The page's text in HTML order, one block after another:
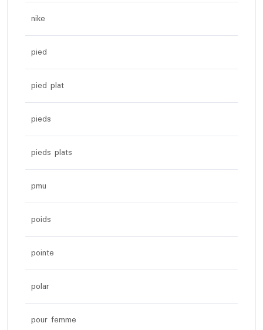
nike
pied
pied plat
pieds
pieds plats
pmu
poids
pointe
polar
pour femme